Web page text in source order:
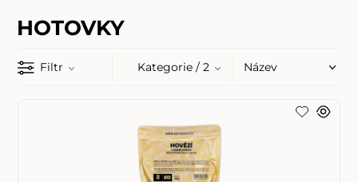
HOTOVKY
Filtr Kategorie / 2